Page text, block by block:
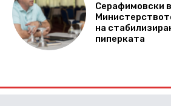
Серафимовски
на
пиперката